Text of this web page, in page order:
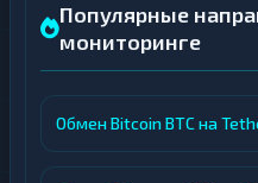
Популярные
мониторинге
Обмен Bitcoin BTC на